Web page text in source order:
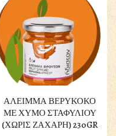
ΑΛΕΙΜΜΑ ΒΕΡΥΚΟΚΟ
ΜΕ ΧΥΜΟ ΣΤΑΦΥΛΙΟΥ
(ΧΩΡΙΣ ΖΑΧΑΡΗ) 230GR